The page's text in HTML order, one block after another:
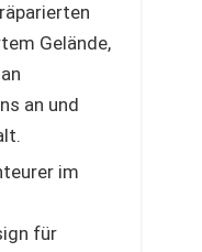
Gelände,
an und
im
für